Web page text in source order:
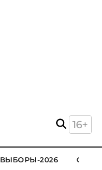
16+
ВЫБОРЫ-2026